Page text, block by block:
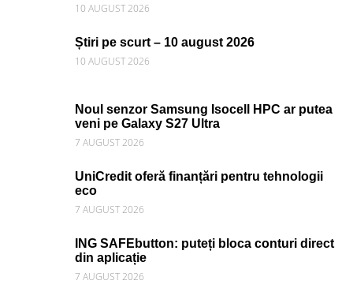
10 AUGUST 2026
Știri pe scurt – 10 august 2026
10 AUGUST 2026
Noul senzor Samsung Isocell HPC ar putea
veni pe Galaxy S27 Ultra
7 AUGUST 2026
UniCredit oferă finanțări pentru tehnologii
eco
7 AUGUST 2026
ING SAFEbutton: puteți bloca conturi direct
din aplicație
7 AUGUST 2026